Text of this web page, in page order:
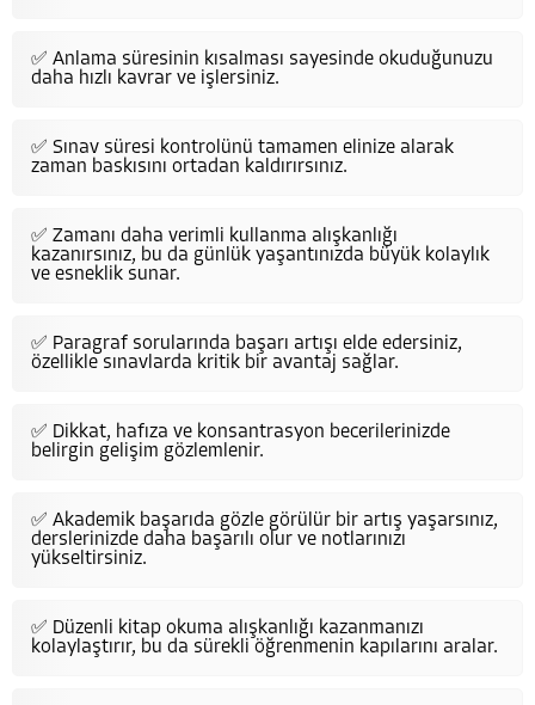
✅ Anlama süresinin kısalması sayesinde okuduğunuzu
daha hızlı kavrar ve işlersiniz.
✅ Sınav süresi kontrolünü tamamen elinize alarak
zaman baskısını ortadan kaldırırsınız.
✅ Zamanı daha verimli kullanma alışkanlığı
kazanırsınız, bu da günlük yaşantınızda büyük kolaylık
ve esneklik sunar.
✅ Paragraf sorularında başarı artışı elde edersiniz,
özellikle sınavlarda kritik bir avantaj sağlar.
✅ Dikkat, hafıza ve konsantrasyon becerilerinizde
belirgin gelişim gözlemlenir.
✅ Akademik başarıda gözle görülür bir artış yaşarsınız,
derslerinizde daha başarılı olur ve notlarınızı
yükseltirsiniz.
✅ Düzenli kitap okuma alışkanlığı kazanmanızı
kolaylaştırır, bu da sürekli öğrenmenin kapılarını aralar.